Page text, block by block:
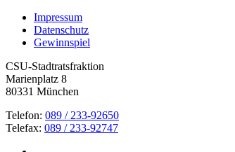
Impressum
Datenschutz
Gewinnspiel
CSU-Stadtratsfraktion
Marienplatz 8
80331 München
Telefon: 089 / 233-92650
Telefax: 089 / 233-92747